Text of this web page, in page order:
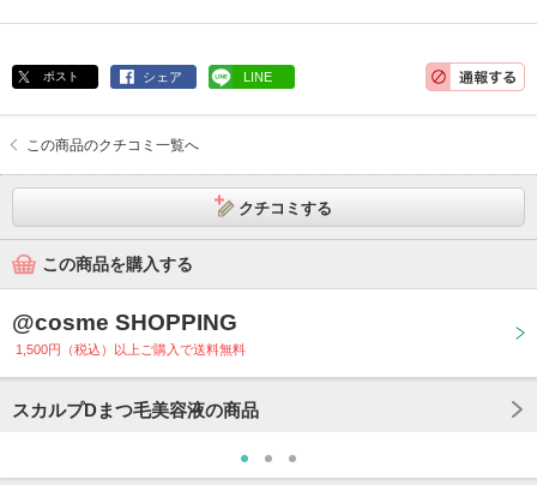
ポスト シェア LINE
この商品のクチコミ一覧へ
クチコミする
この商品を購入する
@cosme SHOPPING
1,500円（税込）以上ご購入で送料無料
スカルプDまつ毛美容液の商品